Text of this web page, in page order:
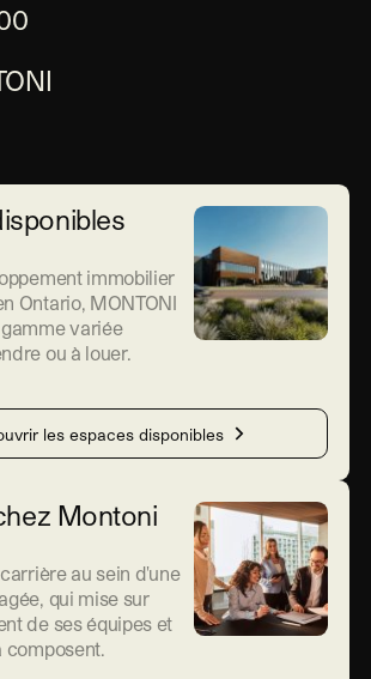
immobilier
Ontario, MONTONI
variée
ou à louer.
les espaces disponibles
Montoni
au sein d'une
qui mise sur
de ses équipes et
composent.